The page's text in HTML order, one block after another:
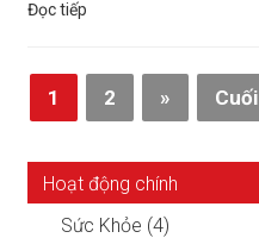
Đọc tiếp
1 2 » Cuối
Hoạt động chính
Sức Khỏe (4)